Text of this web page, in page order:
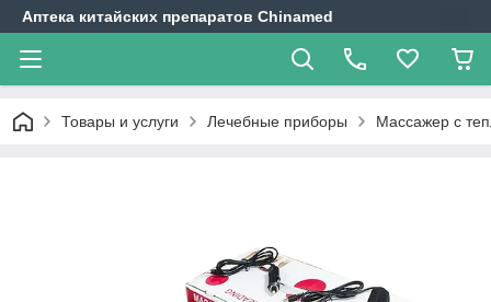
Аптека китайских препаратов Chinamed
Товары и услуги Лечебные приборы Массажер с